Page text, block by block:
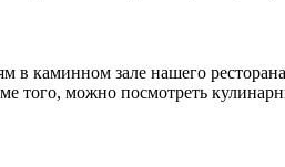
в каминном зале нашего
того, можно посмотреть